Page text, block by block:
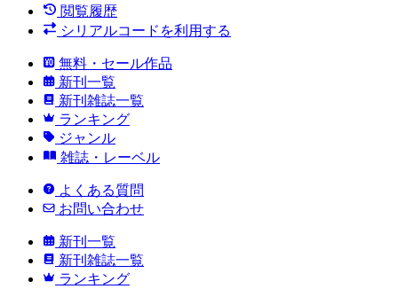
閲覧履歴
シリアルコードを利用する
無料・セール作品
新刊一覧
新刊雑誌一覧
ランキング
ジャンル
雑誌・レーベル
よくある質問
お問い合わせ
新刊一覧
新刊雑誌一覧
ランキング